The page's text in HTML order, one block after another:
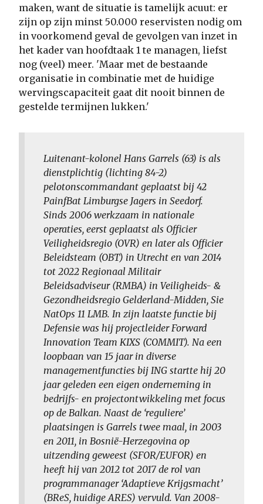
maken, want de situatie is tamelijk acuut: er
zijn op zijn minst 50.000 reservisten nodig om
in voorkomend geval de gevolgen van inzet in
het kader van hoofdtaak 1 te managen, liefst
nog (veel) meer. 'Maar met de bestaande
organisatie in combinatie met de huidige
wervingscapaciteit gaat dit nooit binnen de
gestelde termijnen lukken.'
Luitenant-kolonel Hans Garrels (63) is als
dienstplichtig (lichting 84-2)
pelotonscommandant geplaatst bij 42
PainfBat Limburgse Jagers in Seedorf.
Sinds 2006 werkzaam in nationale
operaties, eerst geplaatst als Officier
Veiligheidsregio (OVR) en later als Officier
Beleidsteam (OBT) in Utrecht en van 2014
tot 2022 Regionaal Militair
Beleidsadviseur (RMBA) in Veiligheids- &
Gezondheidsregio Gelderland-Midden, Sie
NatOps 11 LMB. In zijn laatste functie bij
Defensie was hij projectleider Forward
Innovation Team KIXS (COMMIT). Na een
loopbaan van 15 jaar in diverse
managementfuncties bij ING startte hij 20
jaar geleden een eigen onderneming in
bedrijfs- en projectontwikkeling met focus
op de Balkan. Naast de ‘reguliere’
plaatsingen is Garrels twee maal, in 2003
en 2011, in Bosnië-Herzegovina op
uitzending geweest (SFOR/EUFOR) en
heeft hij van 2012 tot 2017 de rol van
programmanager ‘Adaptieve Krijgsmacht’
(BReS, huidige ARES) vervuld. Van 2008-